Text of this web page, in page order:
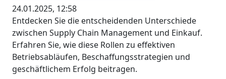
24.01.2025, 12:58
Entdecken Sie die entscheidenden Unterschiede
zwischen Supply Chain Management und Einkauf.
Erfahren Sie, wie diese Rollen zu effektiven
Betriebsabläufen, Beschaffungsstrategien und
geschäftlichem Erfolg beitragen.